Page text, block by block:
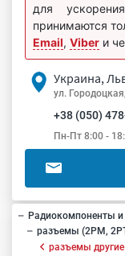
для
принимаются
Email, Viber и
Украина,
ул.
+38 (050)
Пн-Пт 8:00 -
Радиокомпоненты и
разъемы (2РМ,
разъемы другие